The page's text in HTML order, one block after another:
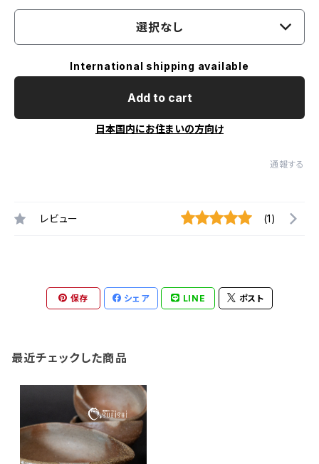
選択なし
International shipping available
Add to cart
日本国内にお住まいの方向け
通報する
レビュー (1)
保存 シェア LINE ポスト
最近チェックした商品